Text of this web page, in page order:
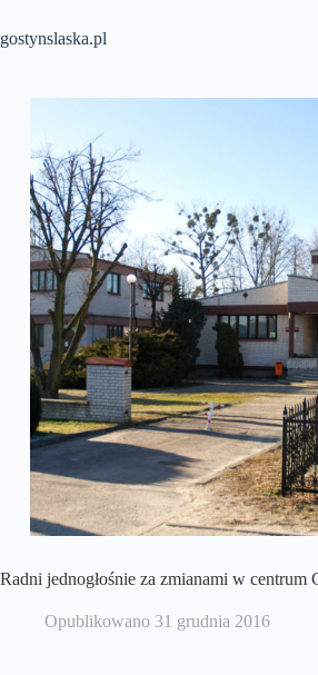
treści
gostynslaska.pl
Radni jednogłośnie za zmianami w centrum
Opublikowano 31 grudnia 2016